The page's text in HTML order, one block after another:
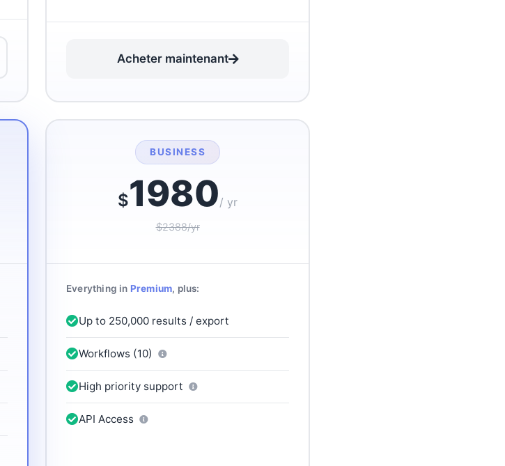
Acheter maintenant
BUSINESS
$1980/ yr
$2388/yr
Everything in Premium, plus:
Up to 250,000 results / export
Workflows (10)
High priority support
API Access